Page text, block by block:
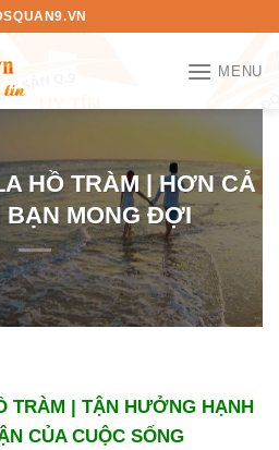
MENU
HỒ TRÀM | HƠN CẢ
BẠN MONG ĐỢI
TRÀM | TẬN HƯỞNG HẠNH
CỦA CUỘC SỐNG